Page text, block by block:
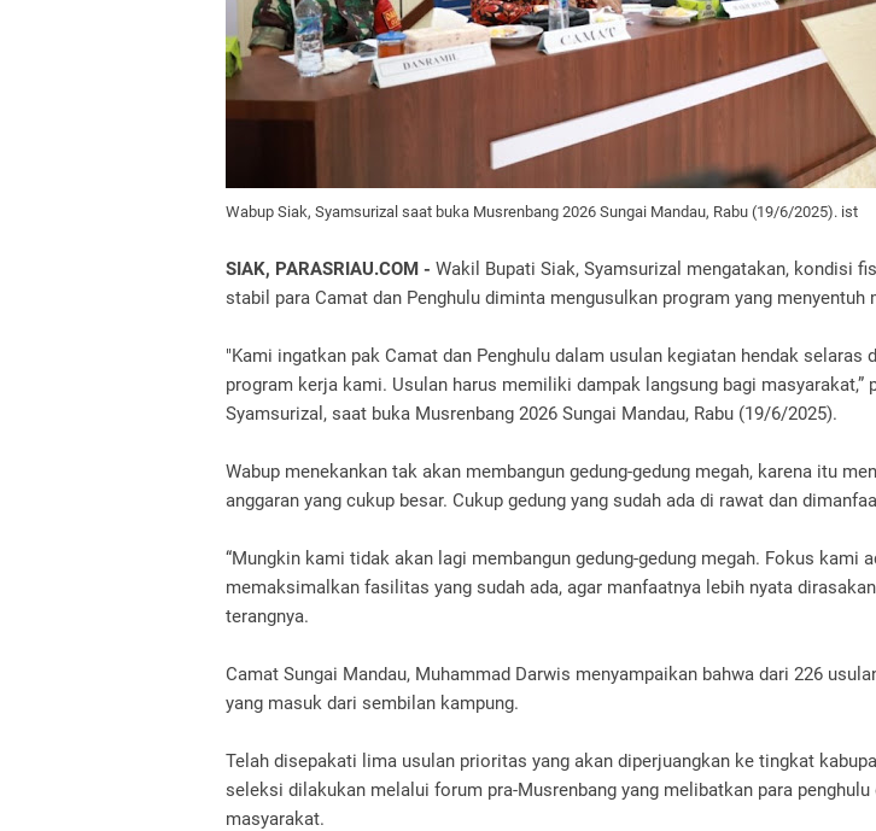
Wabup Siak, Syamsurizal saat buka Musrenbang 2026 Sungai Mandau, Rabu (19/6/2025). ist
SIAK, PARASRIAU.COM - Wakil Bupati Siak, Syamsurizal mengatakan, kondisi
stabil para Camat dan Penghulu diminta mengusulkan program yang menyentuh
"Kami ingatkan pak Camat dan Penghulu dalam usulan kegiatan hendak selaras
program kerja kami. Usulan harus memiliki dampak langsung bagi masyarakat,”
Syamsurizal, saat buka Musrenbang 2026 Sungai Mandau, Rabu (19/6/2025).
Wabup menekankan tak akan membangun gedung-gedung megah, karena itu
anggaran yang cukup besar. Cukup gedung yang sudah ada di rawat dan
“Mungkin kami tidak akan lagi membangun gedung-gedung megah. Fokus kami
memaksimalkan fasilitas yang sudah ada, agar manfaatnya lebih nyata dirasakan
terangnya.
Camat Sungai Mandau, Muhammad Darwis menyampaikan bahwa dari 226
yang masuk dari sembilan kampung.
Telah disepakati lima usulan prioritas yang akan diperjuangkan ke tingkat
seleksi dilakukan melalui forum pra-Musrenbang yang melibatkan para
masyarakat.